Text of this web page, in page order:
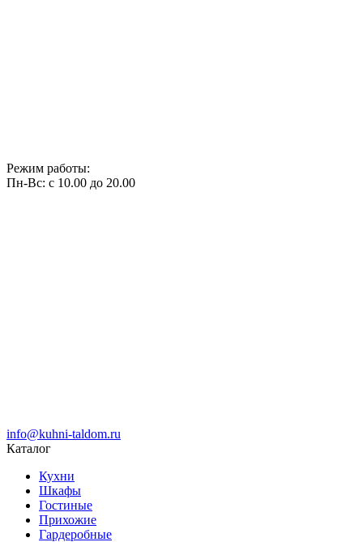
Режим работы:
Пн-Вс: с 10.00 до 20.00
info@kuhni-taldom.ru
Каталог
Кухни
Шкафы
Гостиные
Прихожие
Гардеробные